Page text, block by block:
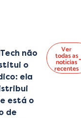
não
o
ela
está o
de
Ver
todas as
notícias
recentes